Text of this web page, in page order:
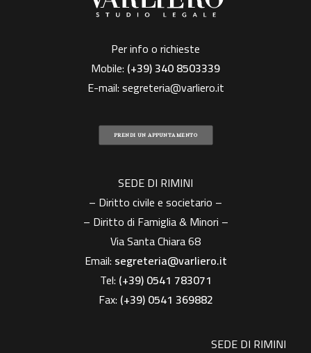
Per info o richieste
Mobile: (+39)340 8503339
E-mail:segreteria@varliero.it
PRENDI UN APPUNTAMENTO
SEDE DI RIMINI
– Diritto civile e societario –
– Diritto di Famiglia & Minori –
Via Santa Chiara 68
Email: segreteria@varliero.it
Tel: (+39) 0541 783071
Fax: (+39)0541 369882
SEDE DI RIMINI